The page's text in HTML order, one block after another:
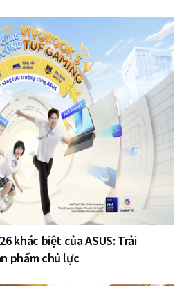
khác biệt của ASUS: Trải
phẩm chủ lực